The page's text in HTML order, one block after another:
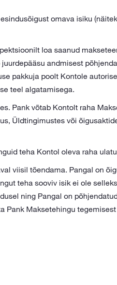
omava isiku
loa saanud
andmisest
pakkuja poolt Kontole
teel algatamisega.
Pank võtab Kontolt raha
Üldtingimustes või
teha Kontol oleva raha
viisil tõendama. Pangal on
teha sooviv isik ei ole selleks
ning Pangal on
Pank Maksetehingu tegemisest